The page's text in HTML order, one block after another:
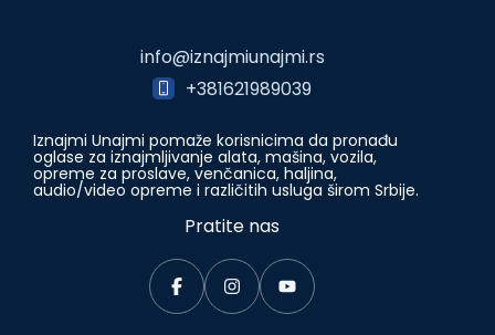
info@iznajmiunajmi.rs
+381621989039
Iznajmi Unajmi pomaže korisnicima da pronađu
oglase za iznajmljivanje alata, mašina, vozila,
opreme za proslave, venčanica, haljina,
audio/video opreme i različitih usluga širom Srbije.
Pratite nas